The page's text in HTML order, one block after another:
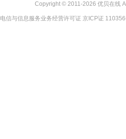
Copyright © 2011-2026 优贝在线
电信与信息服务业务经营许可证 京ICP证